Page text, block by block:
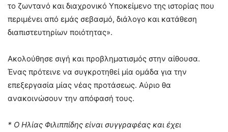
το ζωντανό και διαχρονικό Υποκείμενο της ιστορίας που
περιμένει από εμάς σεβασμό, διάλογο και κατάθεση
διαπιστευτηρίων ποιότητας».
Ακολούθησε σιγή και προβληματισμός στην αίθουσα.
Ένας πρότεινε να συγκροτηθεί μία ομάδα για την
επεξεργασία μίας νέας προτάσεως. Αύριο θα
ανακοινώσουν την απόφασή τους.
* Ο Ηλίας Φιλιππίδης είναι συγγραφέας και έχει